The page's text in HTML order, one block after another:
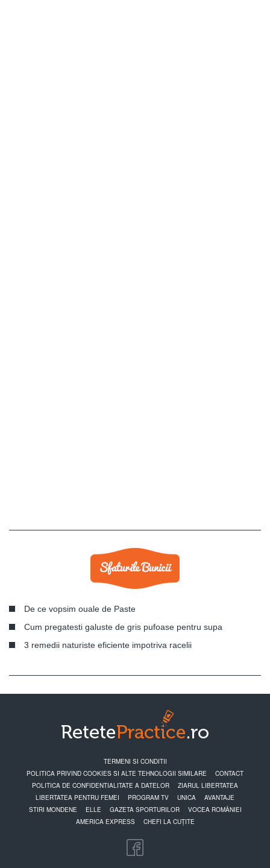
De ce vopsim ouale de Paste
Cum pregatesti galuste de gris pufoase pentru supa
3 remedii naturiste eficiente impotriva racelii
TERMENI SI CONDITII
POLITICA PRIVIND COOKIES SI ALTE TEHNOLOGII SIMILARE
CONTACT
POLITICA DE CONFIDENTIALITATE A DATELOR
ZIARUL LIBERTATEA
LIBERTATEA PENTRU FEMEI
PROGRAM TV UNICA
AVANTAJE
STIRI MONDENE
ELLE GAZETA SPORTURILOR
VOCEA ROMÂNIEI
AMERICA EXPRESS
CHEFI LA CUȚITE